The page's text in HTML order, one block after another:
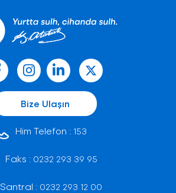
Bize Ulaşın
Him Telefon : 153
Faks : 0232 293 39 95
Santral : 0232 293 12 00